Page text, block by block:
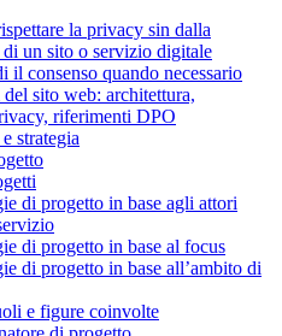
la privacy sin dalla
di un sito o servizio digitale
il consenso quando necessario
sito web: architettura,
riferimenti DPO
strategia
di progetto in base agli attori
di progetto in base al focus
di progetto in base all’ambito di
e figure coinvolte